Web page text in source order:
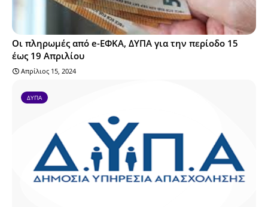
Οι πληρωμές από e-ΕΦΚΑ, ΔΥΠΑ για την περίοδο 15
έως 19 Απριλίου
Απρίλιος 15, 2024
ΔΥΠΑ